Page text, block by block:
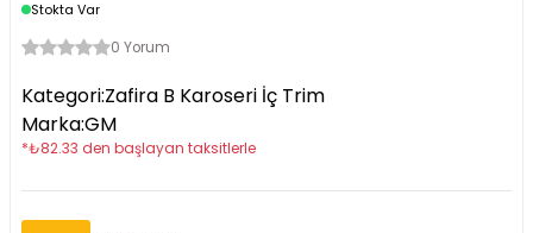
Stokta Var
0 Yorum
Kategori:Zafira B Karoseri İç Trim
Marka:GM
*₺82.33 den başlayan taksitlerle